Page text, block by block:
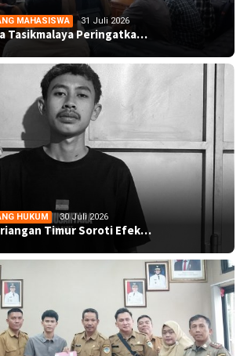
MAHASISWA 31 Juli 2026
Tasikmalaya Peringatka…
HUKUM 30 Juli 2026
Timur Soroti Efek…